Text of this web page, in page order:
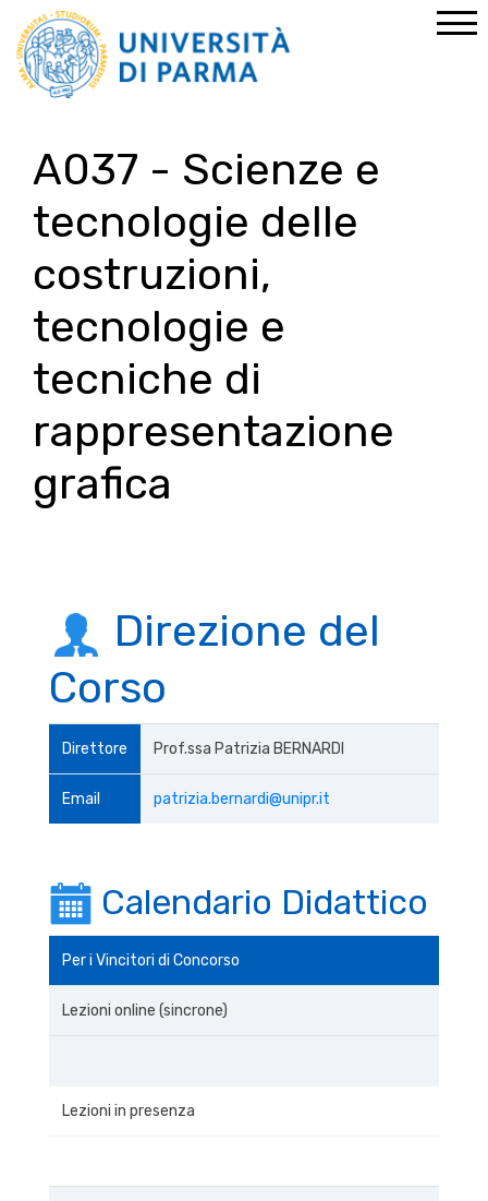
Home
PF60
Area Tecnico-Scientifica
A037 - Scienze e
tecnologie delle
costruzioni,
tecnologie e
tecniche di
rappresentazione
grafica
Direzione del
Corso
Direttore Prof.ssa Patrizia BERNARDI
Email patrizia.bernardi@unipr.it
Calendario Didattico
Per i Vincitori di Concorso
Lezioni online (sincrone)
Lezioni in presenza